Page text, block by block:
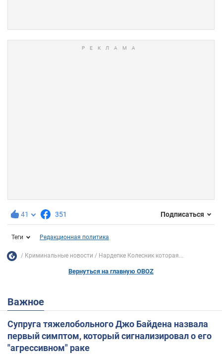
41 351 Подписаться
Теги Редакционная политика
Криминальные новости Нардепке Колесник которая...
Вернуться на главную OBOZ
Важное
Супруга тяжелобольного Джо Байдена назвала
первый симптом, который сигнализировал о его
"агрессивном" раке